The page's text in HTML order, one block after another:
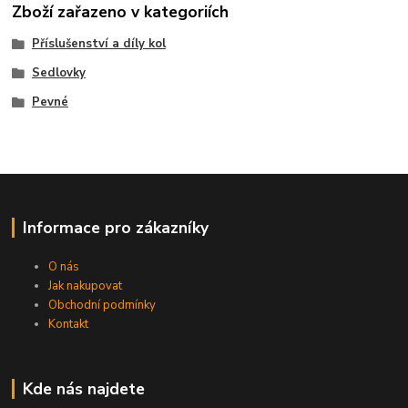
Zboží zařazeno v kategoriích
Příslušenství a díly kol
Sedlovky
Pevné
Informace pro zákazníky
O nás
Jak nakupovat
Obchodní podmínky
Kontakt
Kde nás najdete